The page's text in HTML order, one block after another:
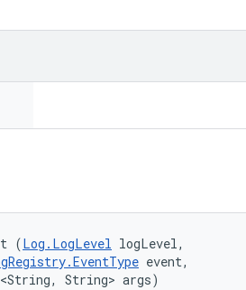
(Log.LogLevel logLevel,
event,
String> args)